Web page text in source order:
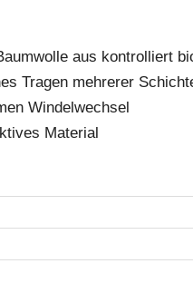
aus kontrolliert
Tragen mehrerer
Windelwechsel
Material